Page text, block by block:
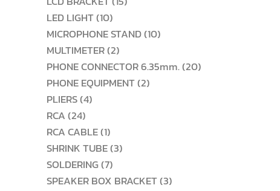
LED LIGHT 1010
สินค้า
MICROPHONE STAND 1010
MULTIMETER 22
สินค้า
PHONE CONNECTOR 6.35mm. 2020
PHONE EQUIPMENT 22
PLIERS 44
RCA 2424
สินค้า
RCA CABLE 11
สินค้า
SHRINK TUBE 33
SOLDERING 77
สินค้า
SPEAKER BOX BRACKET 33